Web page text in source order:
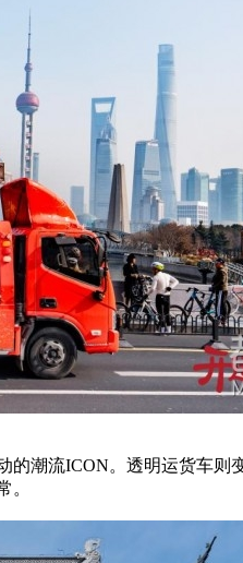
潮流ICON。透明运货车
。